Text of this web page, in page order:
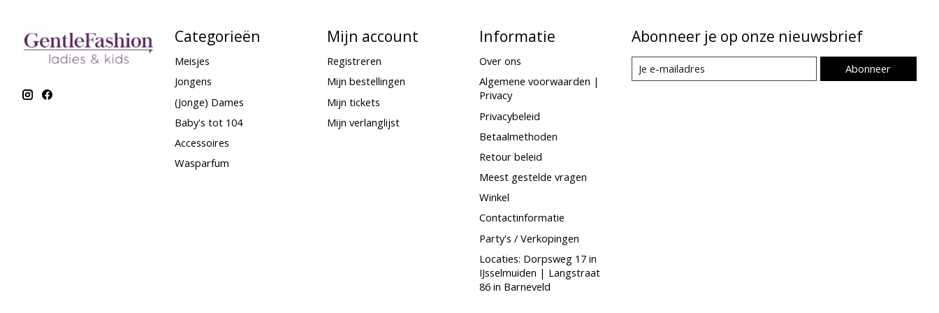
Categorieën
Meisjes
Jongens
(Jonge) Dames
Baby's tot 104
Accessoires
Wasparfum
Mijn account
Registreren
Mijn bestellingen
Mijn tickets
Mijn verlanglijst
Informatie
Over ons
Algemene voorwaarden |
Privacy
Privacybeleid
Betaalmethoden
Retour beleid
Meest gestelde vragen
Winkel
Contactinformatie
Party's / Verkopingen
Locaties: Dorpsweg 17 in
IJsselmuiden | Langstraat
86 in Barneveld
Abonneer je op onze nieuwsbrief
Abonneer